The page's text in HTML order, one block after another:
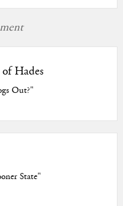
Hades
Out?"
State"